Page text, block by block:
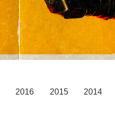
2016 2015 2014